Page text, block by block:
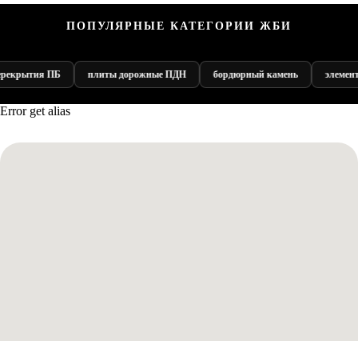
ПОПУЛЯРНЫЕ КАТЕГОРИИ ЖБИ
ПБ плиты дорожные ПДН бордюрный камень элементы
Error get alias